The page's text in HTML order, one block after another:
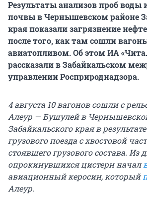
Результаты анализов проб воды
почвы в Чернышевском районе
края показали загрязнение
после того, как там сошли
авиатопливом. Об этом ИА
рассказали в Забайкальском
управлении Росприроднадзора.
4 августа 10 вагонов сошли с
Алеур — Бушулей в
Забайкальского края в
грузового поезда с хвостовой
стоявшего грузового состава. Из
опрокинувшихся цистерн начал
авиационный керосин, который
Алеур.